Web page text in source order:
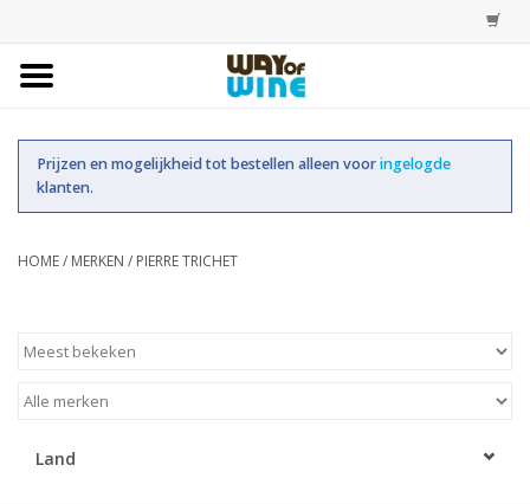
Bestellingen
Prijzen en mogelijkheid tot bestellen alleen vooringelogde
klanten.
HOME/ MERKEN / PIERRE TRICHET
Land